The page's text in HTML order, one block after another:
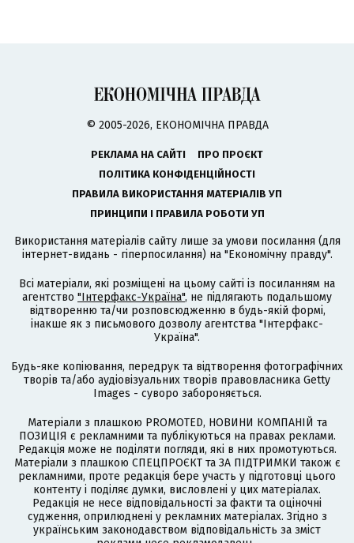
© 2005-2026, ЕКОНОМІЧНА ПРАВДА
РЕКЛАМА НА САЙТІ
ПРО ПРОЄКТ
ПОЛІТИКА КОНФІДЕНЦІЙНОСТІ
ПРАВИЛА ВИКОРИСТАННЯ МАТЕРІАЛІВ УП
ПРИНЦИПИ І ПРАВИЛА РОБОТИ УП
Використання матеріалів сайту лише за умови посилання (для
інтернет-видань - гіперпосилання) на "Економічну правду".
Всі матеріали, які розміщені на цьому сайті із посиланням на
агентство "Інтерфакс-Україна", не підлягають подальшому
відтворенню та/чи розповсюдженню в будь-якій формі,
інакше як з письмового дозволу агентства "Інтерфакс-
Україна".
Будь-яке копіювання, передрук та відтворення фотографічних
творів та/або аудіовізуальних творів правовласника Getty
Images - суворо забороняється.
Матеріали з плашкою PROMOTED, НОВИНИ КОМПАНІЙ та
ПОЗИЦІЯ є рекламними та публікуються на правах реклами.
Редакція може не поділяти погляди, які в них промотуються.
Матеріали з плашкою СПЕЦПРОЄКТ та ЗА ПІДТРИМКИ також є
рекламними, проте редакція бере участь у підготовці цього
контенту і поділяє думки, висловлені у цих матеріалах.
Редакція не несе відповідальності за факти та оціночні
судження, оприлюднені у рекламних матеріалах. Згідно з
українським законодавством відповідальність за зміст